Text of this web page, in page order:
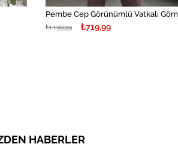
Pembe Cep Görünümlü Vatkalı
₺719,99
₺1.199,99
HABERLER